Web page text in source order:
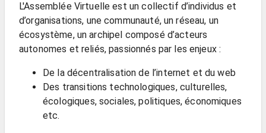
L'Assemblée Virtuelle est un collectif d’individus et
d’organisations, une communauté, un réseau, un
écosystème, un archipel composé d’acteurs
autonomes et reliés, passionnés par les enjeux :
De la décentralisation de l’internet et du web
Des transitions technologiques, culturelles,
écologiques, sociales, politiques, économiques
etc.